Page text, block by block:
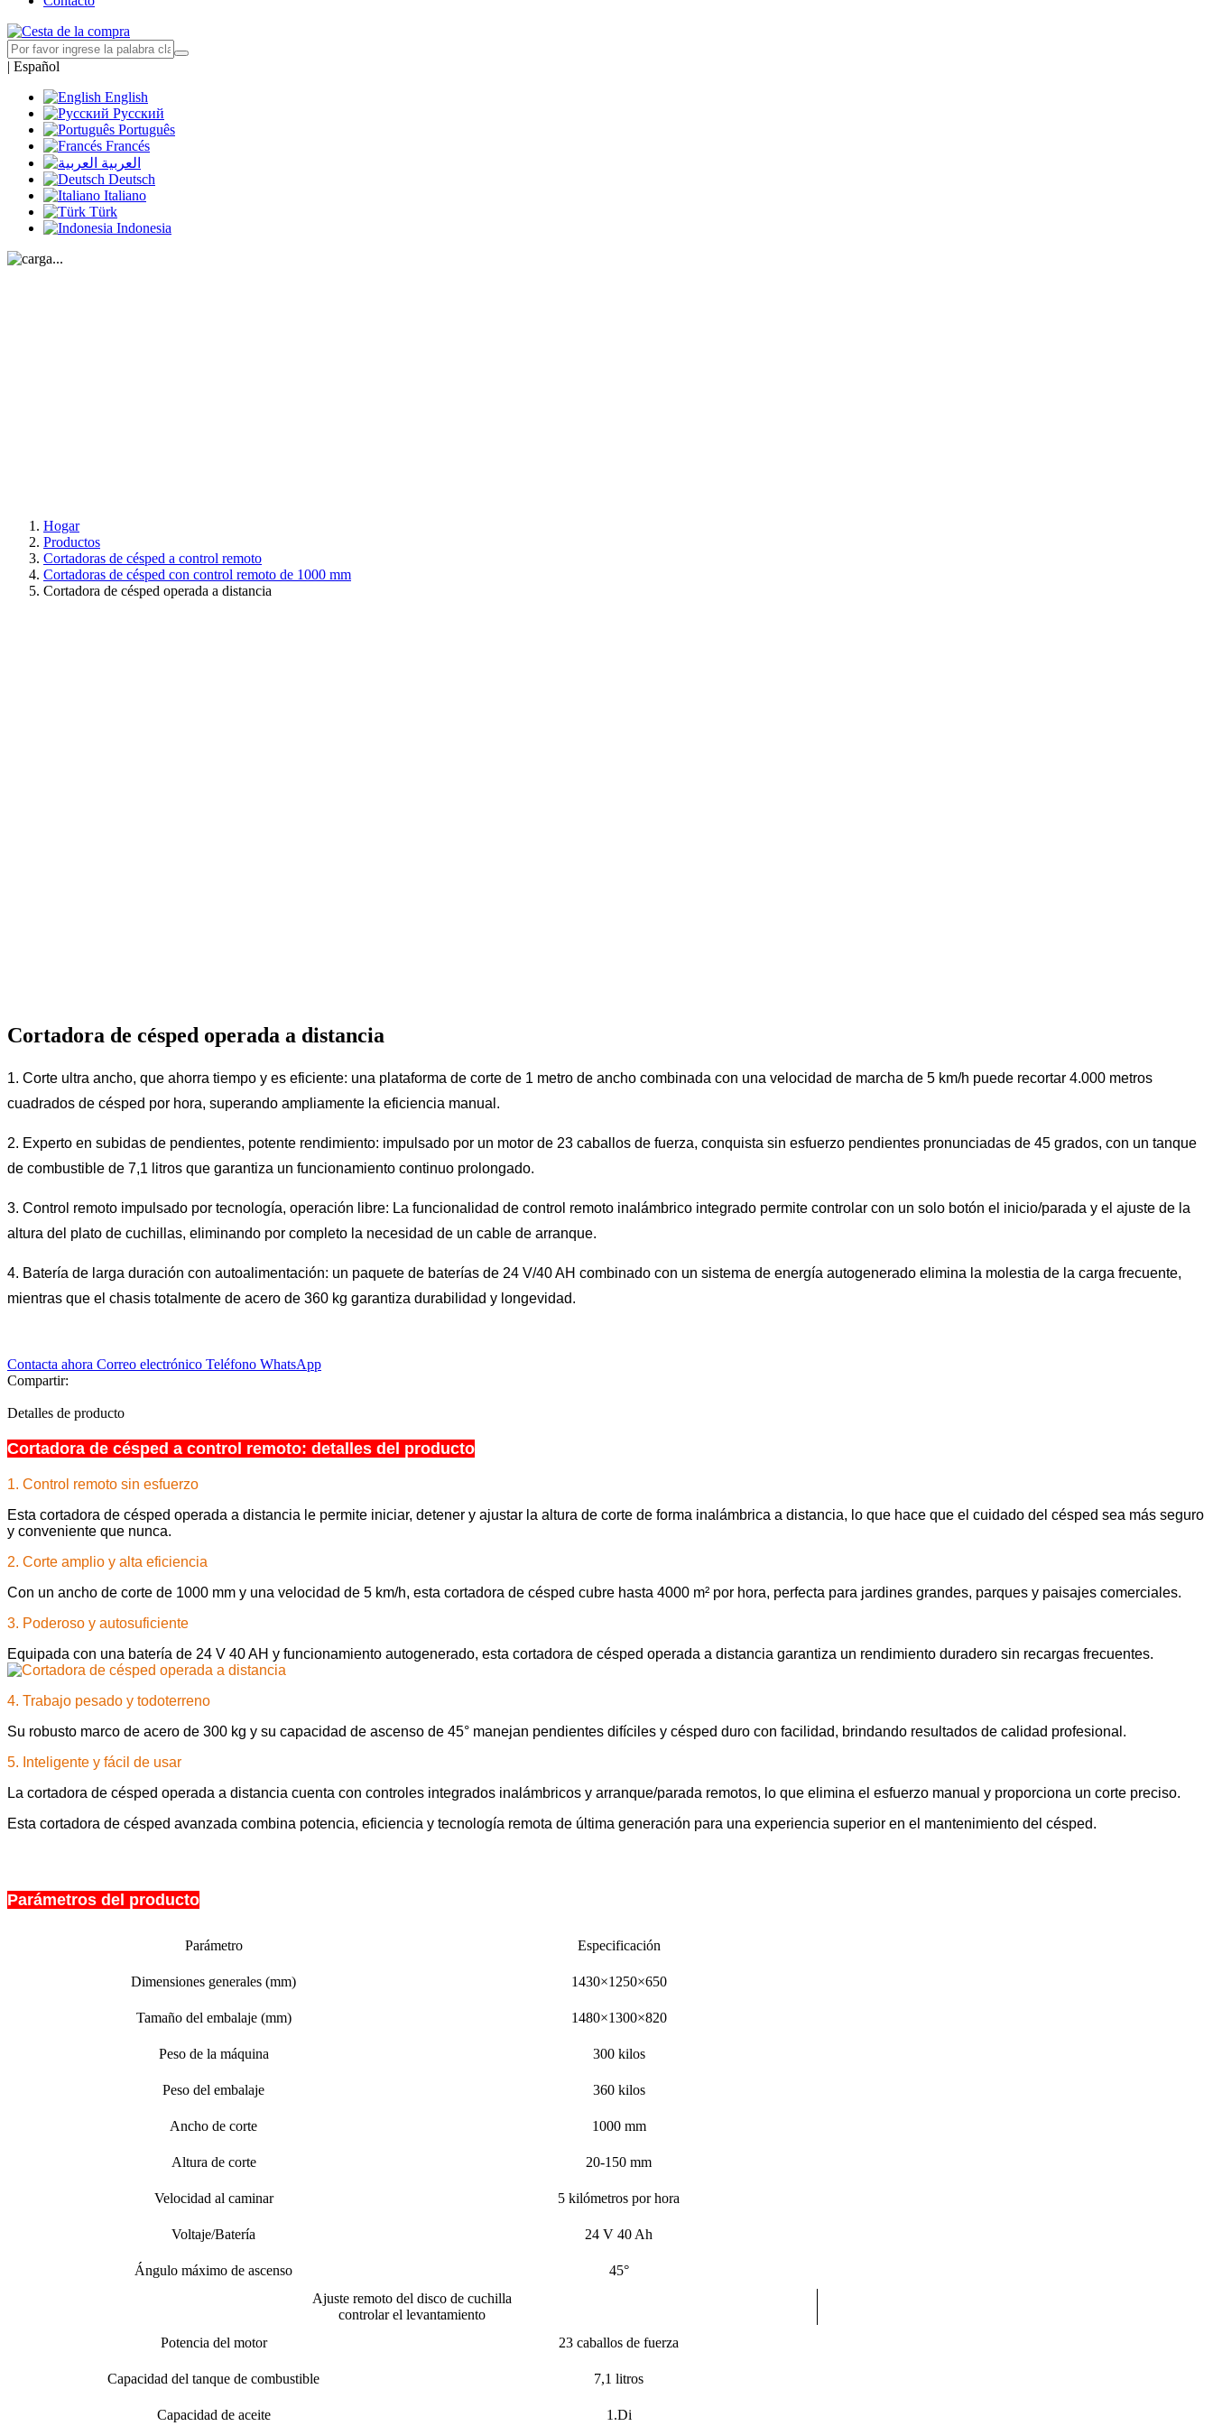
| Español
English
Русский
Português
Francés
العربية
Deutsch
Italiano
Türk
Indonesia
Hogar
Productos
Cortadoras de césped a control remoto
Cortadoras de césped con control remoto de 1000 mm
Cortadora de césped operada a distancia
Cortadora de césped operada a distancia
1. Corte ultra ancho, que ahorra tiempo y es eficiente: una plataforma de corte de 1 metro de ancho combinada con una velocidad de marcha de 5 km/h puede recortar 4.000 metros
cuadrados de césped por hora, superando ampliamente la eficiencia manual.
2. Experto en subidas de pendientes, potente rendimiento: impulsado por un motor de 23 caballos de fuerza, conquista sin esfuerzo pendientes pronunciadas de 45 grados, con un tanque
de combustible de 7,1 litros que garantiza un funcionamiento continuo prolongado.
3. Control remoto impulsado por tecnología, operación libre: La funcionalidad de control remoto inalámbrico integrado permite controlar con un solo botón el inicio/parada y el ajuste de la
altura del plato de cuchillas, eliminando por completo la necesidad de un cable de arranque.
4. Batería de larga duración con autoalimentación: un paquete de baterías de 24 V/40 AH combinado con un sistema de energía autogenerado elimina la molestia de la carga frecuente,
mientras que el chasis totalmente de acero de 360 ​​kg garantiza durabilidad y longevidad.
Contacta ahora Correo electrónico Teléfono WhatsApp
Compartir:
Detalles de producto
Cortadora de césped a control remoto: detalles del producto
1. Control remoto sin esfuerzo
Esta cortadora de césped operada a distancia le permite iniciar, detener y ajustar la altura de corte de forma inalámbrica a distancia, lo que hace que el cuidado del césped sea más seguro
y conveniente que nunca.
2. Corte amplio y alta eficiencia
Con un ancho de corte de 1000 mm y una velocidad de 5 km/h, esta cortadora de césped cubre hasta 4000 m² por hora, perfecta para jardines grandes, parques y paisajes comerciales.
3. Poderoso y autosuficiente
Equipada con una batería de 24 V 40 AH y funcionamiento autogenerado, esta cortadora de césped operada a distancia garantiza un rendimiento duradero sin recargas frecuentes.
4. Trabajo pesado y todoterreno
Su robusto marco de acero de 300 kg y su capacidad de ascenso de 45° manejan pendientes difíciles y césped duro con facilidad, brindando resultados de calidad profesional.
5. Inteligente y fácil de usar
La cortadora de césped operada a distancia cuenta con controles integrados inalámbricos y arranque/parada remotos, lo que elimina el esfuerzo manual y proporciona un corte preciso.
Esta cortadora de césped avanzada combina potencia, eficiencia y tecnología remota de última generación para una experiencia superior en el mantenimiento del césped.
Parámetros del producto
Parámetro Especificación
Dimensiones generales (mm) 1430×1250×650
Tamaño del embalaje (mm) 1480×1300×820
Peso de la máquina 300 kilos
Peso del embalaje 360 kilos
Ancho de corte 1000 mm
Altura de corte 20-150 mm
Velocidad al caminar 5 kilómetros por hora
Voltaje/Batería 24 V 40 Ah
Ángulo máximo de ascenso
45°
Ajuste remoto del disco de cuchilla
controlar el levantamiento
Potencia del motor
23 caballos de fuerza
Capacidad del tanque de combustible 7,1 litros
Capacidad de aceite 1.Di